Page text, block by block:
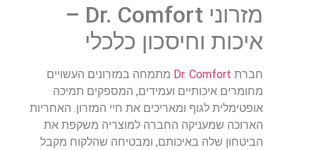
מזרוני Dr. Comfort –
איכות וחיסכון כלכלי
חברת Dr. Comfort מתמחה במזרונים העשויים
מחומרים איכותיים ועמידים, המספקים תמיכה
אופטימלית לגוף ומאריכים את חיי המזרון. האחריות
הארוכה שמעניקה החברה למוצריה משקפת את
הביטחון שלה באיכותם, ומבטיחה שהלקוח מקבל